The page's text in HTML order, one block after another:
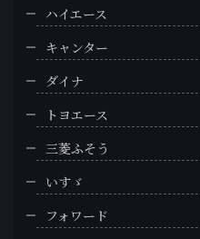
ハイエース
キャンター
ダイナ
トヨエース
三菱ふそう
いすゞ
フォワード